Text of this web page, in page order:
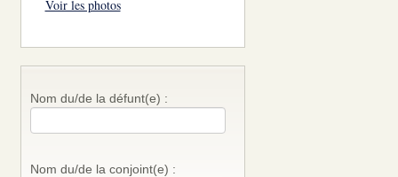
Voir les photos
Nom du/de la défunt(e) :
Nom du/de la conjoint(e) :